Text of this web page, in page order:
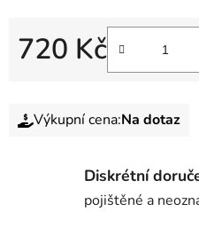
720 Kč
Výkupní cena:Na dotaz
Diskrétní
pojištěné a